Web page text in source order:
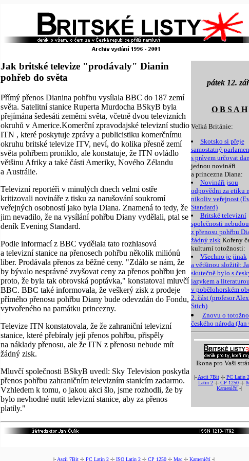
pátek 12.
O B S A H
Velká Británie:
Skotsko si přeje
samostatný
s právem určovat
jednou novináři
a princezna Diana:
Novináři jsou
odpovědni za etiku
nikoliv veřejnost
Standard)
Britské televizní
společnosti
z přenosu pohřbu
žádný ziskKořeny
kulturní totožnosti:
Všechno je jinak
a většinou složitě:
skutečně bylo s
jazykem a literaturou
v pobělohorském
2. část (profesor
Stich)
Znovu o
českého národa
Ikona pro Vaši
|- Ascii 7Bit-|- PC Latin 2
Latin 2 -|- CP 1250 -|-
Kameničtí -|
Jak britské televize "prodávaly" Dianin
pohřeb do světa
Přímý přenos Dianina pohřbu vysílala BBC do 187 zemí
světa. Satelitní stanice Ruperta Murdocha BSkyB byla
přejímána šedesáti zeměmi světa, včetně dvou televizních
okruhů v Americe.Komerční zpravodajské televizní studio
ITN , které poskytuje zprávy a publicistiku komerčnímu
okruhu britské televize ITV, neví, do kolika přesně zemí
světa pohřbem proniklo, ale konstatuje, že ITN ovládlo
většinu Afriky a také části Ameriky, Nového Zélandu
a Austrálie.
Televizní reportéři v minulých dnech velmi ostře
kritizovali novináře z tisku za narušování soukromí
veřejných osobností jako byla Diana. Znamená to tedy, že
jim nevadilo, že na vysílání pohřbu Diany vydělali, ptal se
deník Evening Standard.
Podle informací z BBC vydělala tato rozhlasová
a televizní stanice na přenosech pohřbu několik miliónů
liber. Prodávala přenos za běžné ceny. "Zdálo se nám, že
by bývalo nesprávné zvyšovat ceny za přenos pohřbu jen
proto, že byla tak obrovská poptávka," konstatoval mluvčí
BBC. BBC také informovala, že veškerý zisk z prodeje
přímého přenosu pohřbu Diany bude odevzdán do Fondu,
vytvořeného na památku princezny.
Televize ITN konstatovala, že že zahraniční televizní
stanice, které přebíraly její přenos pohřbu, přispěly
na náklady přenosu, ale že ITN z přenosu nebude mít
žádný zisk.
Mluvčí společnosti BSkyB uvedl: Sky Television poskytla
přenos pohřbu zahraničním televizním stanicím zadarmo.
Vzhledem k tomu, o jakou akci šlo, jsme rozhodli, že by
bylo nevhodné nutit televizní stanice, aby za přenos
platily."
|- Ascii 7Bit -|- PC Latin 2 -|- ISO Latin 2 -|- CP 1250 -|- Mac -|- Kameničtí -|